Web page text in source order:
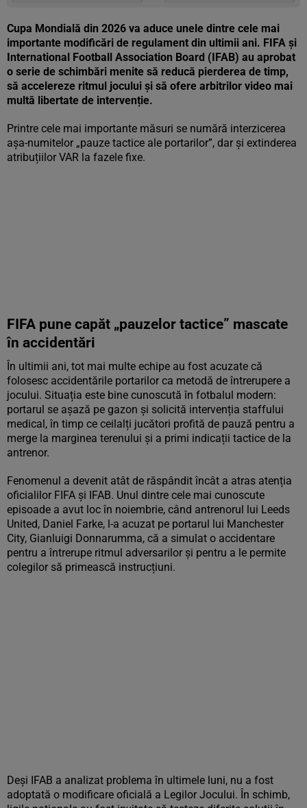
Cupa Mondială din 2026 va aduce unele dintre cele mai
importante modificări de regulament din ultimii ani. FIFA și
International Football Association Board (IFAB) au aprobat
o serie de schimbări menite să reducă pierderea de timp,
să accelereze ritmul jocului și să ofere arbitrilor video mai
multă libertate de intervenție.
Printre cele mai importante măsuri se numără interzicerea
așa-numitelor „pauze tactice ale portarilor”, dar și extinderea
atribuțiilor VAR la fazele fixe.
FIFA pune capăt „pauzelor tactice” mascate
în accidentări
În ultimii ani, tot mai multe echipe au fost acuzate că
folosesc accidentările portarilor ca metodă de întrerupere a
jocului. Situația este bine cunoscută în fotbalul modern:
portarul se așază pe gazon și solicită intervenția staffului
medical, în timp ce ceilalți jucători profită de pauză pentru a
merge la marginea terenului și a primi indicații tactice de la
antrenor.
Fenomenul a devenit atât de răspândit încât a atras atenția
oficialilor FIFA și IFAB. Unul dintre cele mai cunoscute
episoade a avut loc în noiembrie, când antrenorul lui Leeds
United, Daniel Farke, l-a acuzat pe portarul lui Manchester
City, Gianluigi Donnarumma, că a simulat o accidentare
pentru a întrerupe ritmul adversarilor și pentru a le permite
colegilor să primească instrucțiuni.
Deși IFAB a analizat problema în ultimele luni, nu a fost
adoptată o modificare oficială a Legilor Jocului. În schimb,